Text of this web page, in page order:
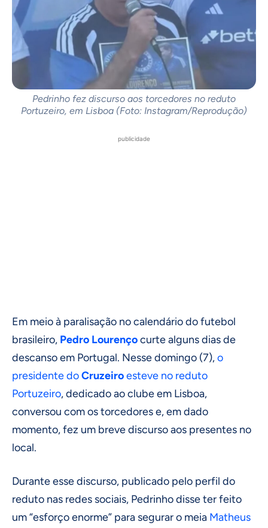
Pedrinho fez discurso aos torcedores no reduto
Portuzeiro, em Lisboa (Foto: Instagram/Reprodução)
publicidade
Em meio à paralisação no calendário do futebol
brasileiro, Pedro Lourençocurte alguns dias de
descanso em Portugal. Nesse domingo (7),o
presidente doCruzeiroesteve no reduto
Portuzeiro, dedicado ao clube em Lisboa,
conversou com os torcedores e, em dado
momento, fez um breve discurso aos presentes no
local.
Durante esse discurso, publicado pelo perfil do
reduto nas redes sociais, Pedrinho disse ter feito
um “esforço enorme” para segurar o meia Matheus